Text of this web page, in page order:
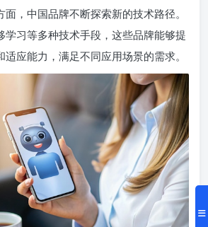
，中国品牌不断探索新的技术路径。
学习等多种技术手段，这些品牌能够提
应能力，满足不同应用场景的需求。